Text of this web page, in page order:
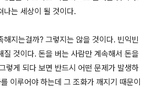
나는 세상이 될 것이다.
해지는걸까? 그렇지는 않을 것이다. 빈익빈
질 것이다. 돈을 버는 사람만 계속해서 돈을
렇게 되다 보면 반드시 어떤 문제가 발생하
이루어야 하는데 그 조화가 깨지기 때문이